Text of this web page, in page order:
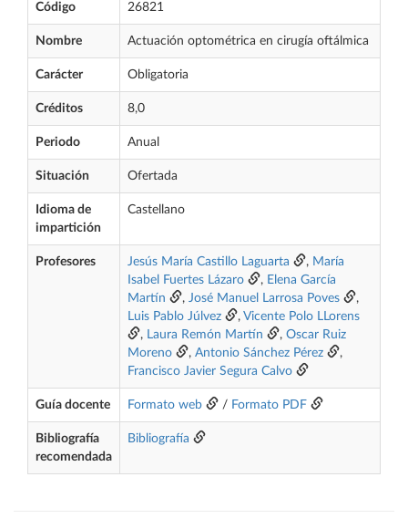
Código 26821
Nombre Actuación optométrica en cirugía oftálmica
Carácter Obligatoria
Créditos 8,0
Periodo Anual
Situación Ofertada
Idioma de
impartición
Castellano
Profesores Jesús María Castillo Laguarta , María
Isabel Fuertes Lázaro
, Elena García
Martín
, José Manuel Larrosa Poves
,
Luis Pablo Júlvez
, Vicente Polo LLorens
, Laura Remón Martín , Oscar Ruiz
Moreno
, Antonio Sánchez Pérez
,
Francisco Javier Segura Calvo
Guía docente Formato web / Formato PDF
Bibliografía
recomendada
Bibliografía